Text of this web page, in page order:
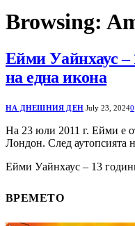
Browsing:
Ейми Уайнхаус –
на една икона
НА ДНЕШНИЯ ДЕН July 23, 20240
На 23 юли 2011 г. Ейми е
Лондон. След аутопсията
Ейми Уайнхаус – 13
ВРЕМЕТО